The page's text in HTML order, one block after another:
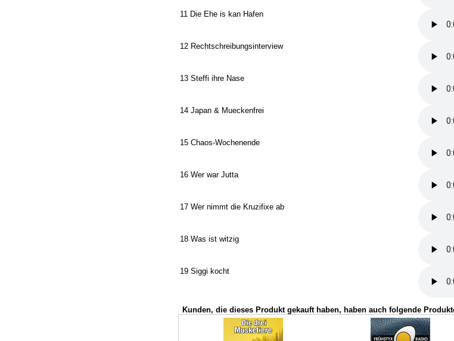
11 Die Ehe is kan Hafen
12 Rechtschreibungsinterview
13 Steffi ihre Nase
14 Japan & Mueckenfrei
15 Chaos-Wochenende
16 Wer war Jutta
17 Wer nimmt die Kruzifixe ab
18 Was ist witzig
19 Siggi kocht
Kunden, die dieses Produkt gekauft haben, haben auch folgende